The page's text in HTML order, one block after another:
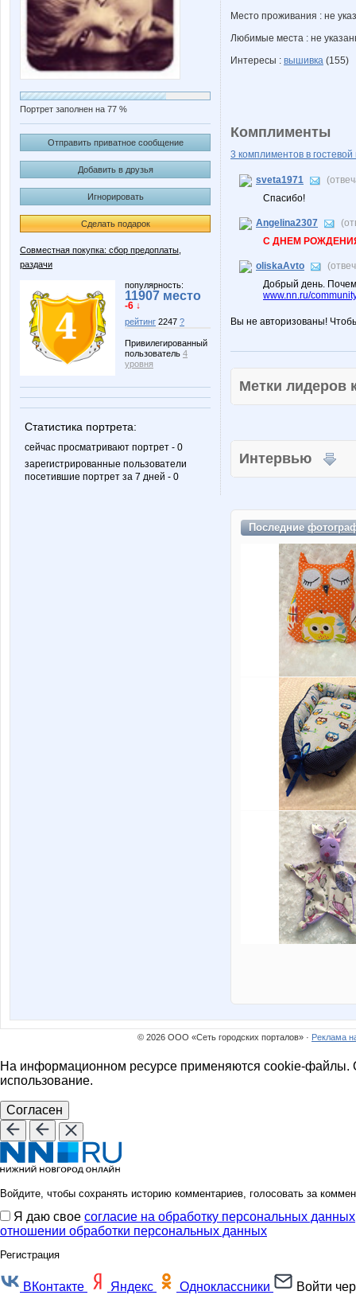
Портрет заполнен на 77 %
Отправить приватное сообщение
Добавить в друзья
Игнорировать
Сделать подарок
Совместная покупка: сбор предоплаты,
раздачи
популярность:
11907 место
-6 ↓
рейтинг 2247 ?
Привилегированный
пользователь 4
уровня
Статистика портрета:
сейчас просматривают портрет - 0
зарегистрированные пользователи
посетившие портрет за 7 дней - 0
Место проживания : не
Любимые места : не
Интересы : вышивка (155)
Комплименты
3 комплиментов в гостевой
sveta1971
Спасибо!
Angelina2307
С ДНЕМ
oliskaAvto
Добрый день.
www.nn.ru/
Вы не авторизованы!
Метки
Интервью
Последние
© 2026 ООО «Сеть городских порталов» · Реклама
На информационном ресурсе применяются cookie-файлы.
использование.
Согласен
Войдите, чтобы сохранять историю комментариев, голосовать за
Я даю свое согласие на обработку персональных данных
отношении обработки персональных данных
Регистрация
ВКонтакте Яндекс Одноклассники Войти